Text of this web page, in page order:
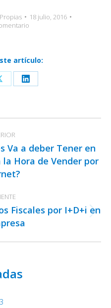
18 julio, 2016
artículo:
Share
LinkedIn
Publicación
anterior:
Va a deber Tener en
Hora de Vender por
Publicación
siguiente:
Fiscales por I+D+i en